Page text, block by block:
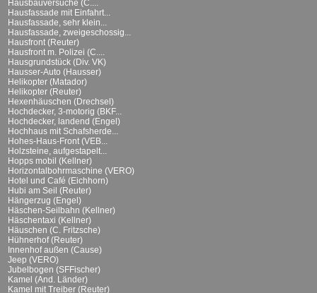
Hausbauversuche (C....
Hausfassade mit Einfahrt...
Hausfassade, sehr klein...
Hausfassade, zweigeschossig...
Hausfront (Reuter)
Hausfront m. Polizei (C....
Hausgrundstück (Div. VK)
Hausser-Auto (Hausser)
Helikopter (Matador)
Helikopter (Reuter)
Hexenhäuschen (Drechsel)
Hochdecker, 3-motorig (BKF...
Hochdecker, landend (Engel)
Hochhaus mit Schafsherde...
Hohes-Haus-Front (VEB...
Holzsteine, aufgestapelt...
Hopps mobil (Kellner)
Horizontalbohrmaschine (VERO)
Hotel und Café (Eichhorn)
Hubi am Seil (Reuter)
Hängerzug (Engel)
Häschen-Seilbahn (Kellner)
Häschentaxi (Kellner)
Häuschen (C. Fritzsche)
Hühnerhof (Reuter)
Innenhof außen (Cause)
Jeep (VERO)
Jubelbogen (SFFischer)
Kamel (And. Länder)
Kamel mit Treiber (Reuter)